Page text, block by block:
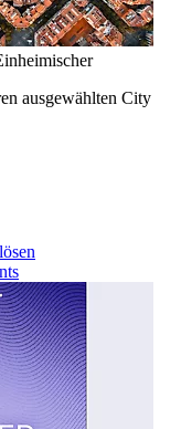
ausgewählten City